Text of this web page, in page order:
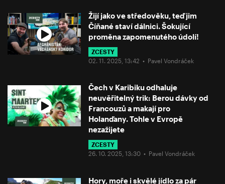
Žijí jako ve středověku, teď jim
Číňané staví dálnici. Šokující
proměna zapomenutého údolí!
ZCESTY
02. 11. 2025, 13:42 • Pavel Vondráček
Čech v Karibiku odhaluje
neuvěřitelný trik: Berou dávky od
Francouzů a makají pro
Holanďany. Tohle v Evropě
nezažijete
ZCESTY
26. 10. 2025, 13:30 • Pavel Vondráček
Hory, moře i skvělé jídlo za pár